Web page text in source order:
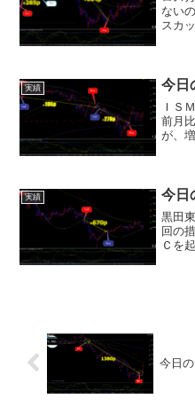
ない
スカ
衝撃
実績 今日
ＩＳ
前月
が、
ろな
実績 今日
黒田
回の
Ｃを
今日